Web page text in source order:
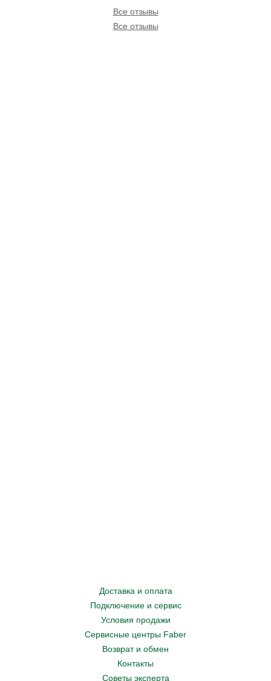
Все отзывы
Все отзывы
Доставка и оплата
Подключение и сервис
Условия продажи
Сервисные центры Faber
Возврат и обмен
Контакты
Советы эксперта